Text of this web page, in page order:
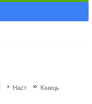
Наст. Кінець